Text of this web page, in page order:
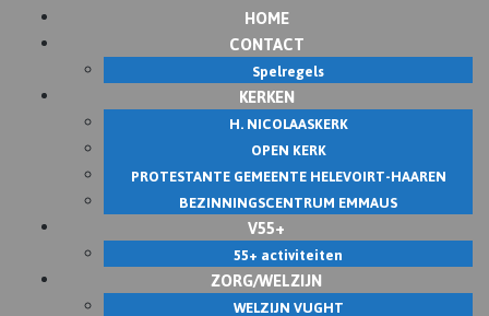
HOME
CONTACT
Spelregels
KERKEN
H. NICOLAASKERK
OPEN KERK
PROTESTANTE GEMEENTE HELEVOIRT-HAAREN
BEZINNINGSCENTRUM EMMAUS
V55+
55+ activiteiten
ZORG/WELZIJN
WELZIJN VUGHT